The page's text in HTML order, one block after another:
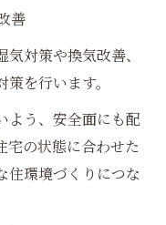
善
対策や換気改善、
を行います。
よう、安全面にも配
宅の状態に合わせた
住環境づくりにつな